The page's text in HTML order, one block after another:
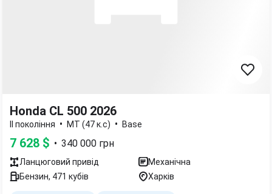
Honda CL 500 2026
II покоління • МТ (47 к.с) • Base
7 628 $ • 340 000 грн
Ланцюговий привід
Механічна
Бензин, 471 кубів Харків